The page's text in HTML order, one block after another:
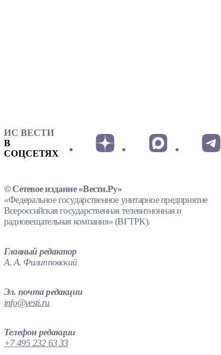
ИС ВЕСТИ
В
СОЦСЕТЯХ
© Сетевое издание «Вести.Ру»
«Федеральное государственное унитарное предприятие
Всероссийская государственная телевизионная и
радиовещательная компания» (ВГТРК).
Главный редактор
А. А. Филипповский
Эл. почта редакции
info@vesti.ru
Телефон редакции
+7 495 232 63 33